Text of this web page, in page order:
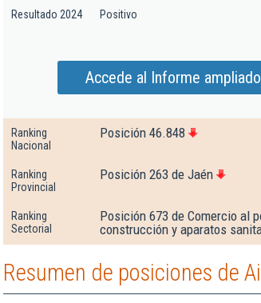
Resultado 2024 Positivo
Accede al Informe
Ranking
Nacional
Posición 46.848
Ranking
Provincial
Posición 263 de Jaén
Ranking
Sectorial
Posición 673 de Comercio al
construcción y aparatos
Resumen de posiciones de